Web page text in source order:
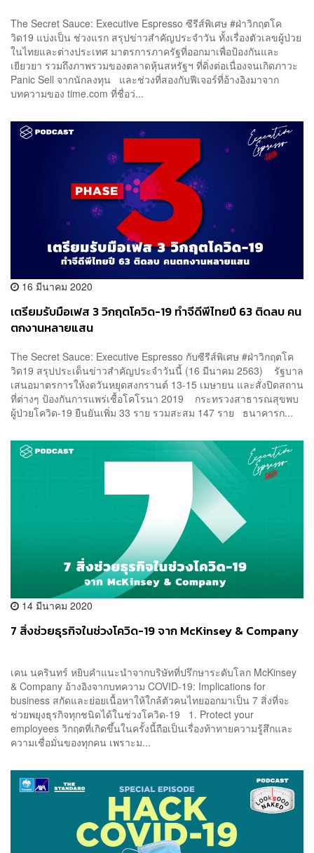
The Secret Sauce: Executive Espresso ซีรีส์พิเศษ #ฝ่าวิกฤตโค
วิด19 แบ่งเป็น ช่วงแรก สรุปข่าวสำคัญประจำวัน ทั้งเรื่องตัวเลขผู้ป่วย
ในไทยและต่างประเทศ มาตรการภาครัฐที่ออกมาเพื่อป้องกันและ
เยียวยา รวมถึงภาพรวมของตลาดหุ้นสหรัฐฯ ที่ดิ่งต่อเนื่องจนเกิดภาวะ
Panic Sell จากนักลงทุน และช่วงที่สองกับฟีเจอร์ที่อ้างอิงมาจาก
บทความของ time.com ที่ชื่อว่...
16 มีนาคม 2020
เตรียมรับมือเฟส 3 วิกฤตโควิด-19 ทำจีดีพีไทยปี 63 ติดลบ คน
ตกงานหลายแสน
The Secret Sauce: Executive Espresso กับซีรีส์พิเศษ #ฝ่าวิกฤตโค
วิด19 สรุปประเด็นข่าวสำคัญประจำวันนี้ (16 มีนาคม 2563) รัฐบาล
เสนอมาตรการให้งดวันหยุดสงกรานต์ 13-15 เมษายน และสั่งปิดสถาน
ที่ต่างๆ ป้องกันการแพร่เชื้อโคโรนา 2019 กระทรวงสาธารณสุขพบ
ผู้ป่วยโควิด-19 ยืนยันเพิ่ม 33 ราย รวมสะสม 147 ราย ธนาคารก...
14 มีนาคม 2020
7 สิ่งช่วยธุรกิจในช่วงโควิด-19 จาก McKinsey & Company
เคน นครินทร์ หยิบคำแนะนำจากบริษัทที่ปรึกษาระดับโลก McKinsey
& Company อ้างอิงจากบทความ COVID-19: Implications for
business สกัดและย่อยเนื้อหาให้ใกล้ตัวคนไทยออกมาเป็น 7 สิ่งที่จะ
ช่วยพยุงธุรกิจทุกชนิดได้ในช่วงโควิด-19 1. Protect your
employees วิกฤตที่เกิดขึ้นในครั้งนี้ถือเป็นเรื่องท้าทายความรู้สึกและ
ความเชื่อมั่นของทุกคน เพราะม...